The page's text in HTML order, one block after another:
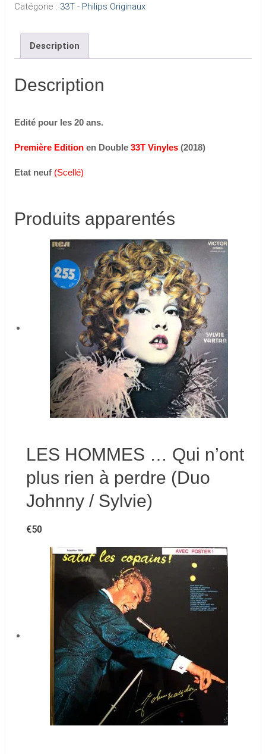
1998
(2
LP)
Catégorie : 33T - Philips Originaux
Description
Description
Edité pour les 20 ans.
Première Editionen Double 33T Vinyles(2018)
Etat neuf (Scellé)
Produits apparentés
LES HOMMES … Qui n’ont
plus rien à perdre (Duo
Johnny / Sylvie)
€50